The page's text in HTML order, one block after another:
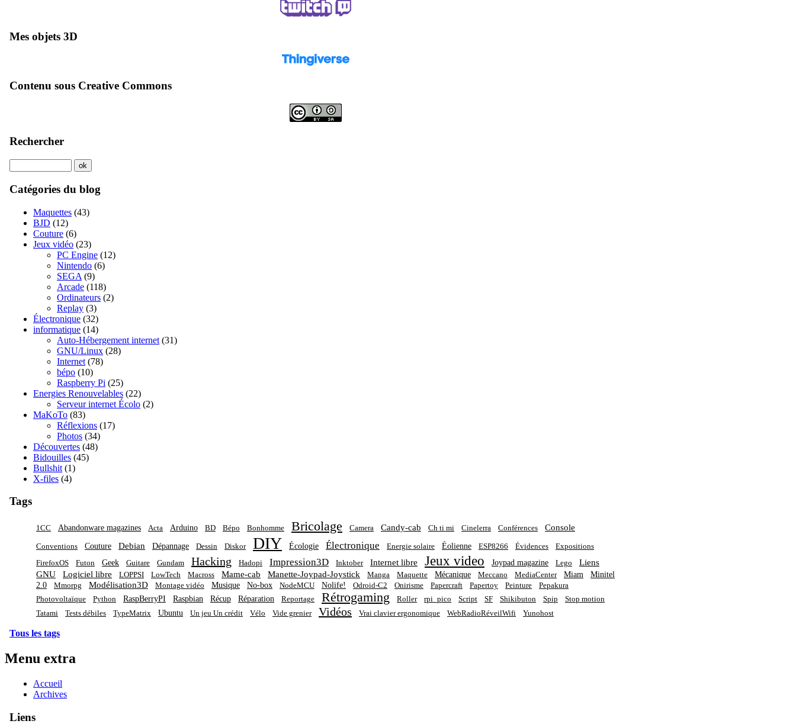
Mes objets 3D
Contenu sous Creative Commons
Rechercher
Catégories du blog
Maquettes (43)
BJD (12)
Couture (6)
Jeux vidéo (23)
PC Engine (12)
Nintendo (6)
SEGA (9)
Arcade (118)
Ordinateurs (2)
Replay (3)
Électronique (32)
informatique (14)
Auto-Hébergement internet (31)
GNU/Linux (28)
Internet (78)
bépo (10)
Raspberry Pi (25)
Energies Renouvelables (22)
Serveur internet Écolo (2)
MaKoTo (83)
Réflexions (17)
Photos (34)
Découvertes (48)
Bidouilles (45)
Bullshit (1)
X-files (4)
Tags
1CC Abandonware magazines Acta Arduino BD Bépo Bonhomme Bricolage Camera Candy-cab Ch ti mi Cinelerra Conférences Console
Conventions Couture Debian Dépannage Dessin Diskor DIY Écologie Électronique Energie solaire Éolienne ESP8266 Évidences
Expositions
FirefoxOS
Futon Geek Guitare Gundam Hacking Hadopi Impression3D Inktober Internet libre Jeux video Joypad magazine Lego
Liens
GNU
Logiciel libre LOPPSI LowTech Macross Mame-cab Manette-Joypad-Joystick Manga Maquette Mécanique Meccano MediaCenter Miam
Minitel
2.0
Mmorpg Modélisation3D Montage vidéo Musique No-box NodeMCU Nolife! Odroid-C2 Onirisme Papercraft Papertoy Peinture
Pepakura
Photovoltaïque
Python RaspBerryPI Raspbian Récup Réparation Reportage Rétrogaming Roller rpi_pico Script SF Shikibuton Spip
Stop motion
Tatami
Tests débiles TypeMatrix Ubuntu Un jeu Un crédit Vélo Vide grenier Vidéos Vrai clavier ergonomique WebRadioRéveilWifi Yunohost
Tous les tags
Menu extra
Accueil
Archives
Liens